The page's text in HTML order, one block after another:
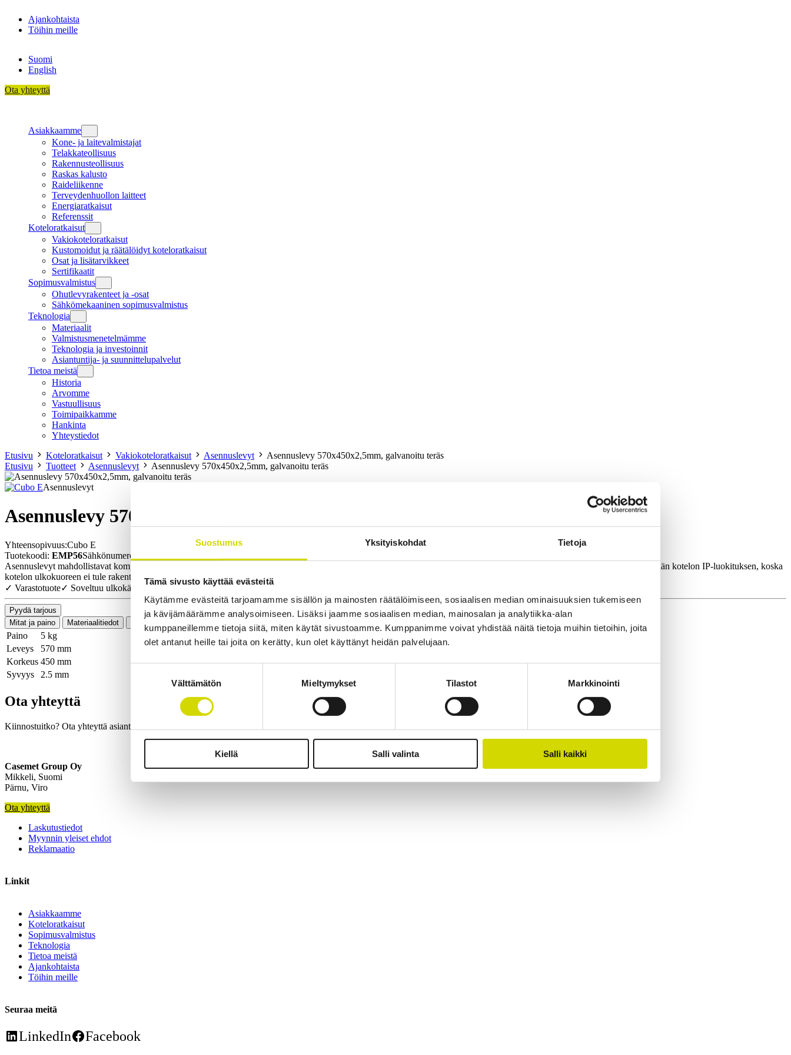
Suostumus Yksityiskohdat Tietoja
Tämä sivusto käyttää evästeitä
Käytämme evästeitä tarjoamamme sisällön ja mainosten räätälöimiseen, sosiaalisen median ominaisuuksien tukemiseen
ja kävijämäärämme analysoimiseen. Lisäksi jaamme sosiaalisen median, mainosalan ja analytiikka-alan
kumppaneillemme tietoja siitä, miten käytät sivustoamme. Kumppanimme voivat yhdistää näitä tietoja muihin tietoihin, joita
olet antanut heille tai joita on kerätty, kun olet käyttänyt heidän palvelujaan.
Välttämätön Mieltymykset Tilastot Markkinointi
Kiellä Salli valinta Salli kaikki
sisältöönAjankohtaista
Töihin meille
Suomi
English
Ota yhteyttä
Asiakkaamme
Kone- ja laitevalmistajat
Telakkateollisuus
Rakennusteollisuus
Raskas kalusto
Raideliikenne
Terveydenhuollon laitteet
Energiaratkaisut
Referenssit
Koteloratkaisut
Vakiokoteloratkaisut
Kustomoidut ja räätälöidyt koteloratkaisut
Osat ja lisätarvikkeet
Sertifikaatit
Sopimusvalmistus
Ohutlevyrakenteet ja -osat
Sähkömekaaninen sopimusvalmistus
Teknologia
Materiaalit
Valmistusmenetelmämme
Teknologia ja investoinnit
Asiantuntija- ja suunnittelupalvelut
Tietoa meistä
Historia
Arvomme
Vastuullisuus
Toimipaikkamme
Hankinta
Yhteystiedot
Etusivu
Koteloratkaisut Vakiokoteloratkaisut Asennuslevyt
Asennuslevy 570x450x2,5mm, galvanoitu teräs
Etusivu
Tuotteet Asennuslevyt Asennuslevy 570x450x2,5mm, galvanoitu teräs
Asennuslevyt
Asennuslevy 570x450x2,5mm, galvanoitu teräs
Yhteensopivuus:Cubo E
Tuotekoodi: EMP56Sähkönumero:
Asennuslevyt mahdollistavat komponenttien (riviliittimien, DIN-kiskojen, sähköisten komponenttien jne.) asentamisen kotelon sisään. Casemetin asennuslevyt auttavat säilyttämään kotelon IP-luokituksen, koska
kotelon ulkokuoreen ei tule rakenteellisia muutoksia.
✓ Varastotuote✓ Soveltuu ulkokäyttöön
Pyydä tarjous
Mitat ja paino
Materiaalitiedot Toiminnallisuudet Standardit Lisätiedot Ladattavat materiaalit
Paino
5 kg
Leveys
570 mm
Korkeus 450 mm
Syvyys
2.5 mm
Ota yhteyttä
Kiinnostuitko? Ota yhteyttä asiantuntijaamme ja kerromme lisää ratkaisuistamme.
Casemet Group Oy
Mikkeli, Suomi
Pärnu, Viro
Ota yhteyttä
Laskutustiedot
Myynnin yleiset ehdot
Reklamaatio
Linkit
Asiakkaamme
Koteloratkaisut
Sopimusvalmistus
Teknologia
Tietoa meistä
Ajankohtaista
Töihin meille
Seuraa meitä
LinkedIn Facebook